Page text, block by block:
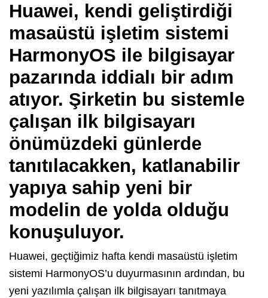
Huawei, kendi geliştirdiği
masaüstü işletim sistemi
HarmonyOS ile bilgisayar
pazarında iddialı bir adım
atıyor. Şirketin bu sistemle
çalışan ilk bilgisayarı
önümüzdeki günlerde
tanıtılacakken, katlanabilir
yapıya sahip yeni bir
modelin de yolda olduğu
konuşuluyor.
Huawei, geçtiğimiz hafta kendi masaüstü işletim
sistemi HarmonyOS’u duyurmasının ardından, bu
yeni yazılımla çalışan ilk bilgisayarı tanıtmaya